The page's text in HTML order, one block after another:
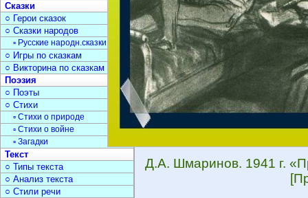
Д.А. Шмаринов. 1941 г.
Сказки
○ Герои сказок
○ Сказки народов
▫ Русские народн.сказки
○ Игры по сказкам
○ Викторина по сказкам
Поэзия
○ Поэты
○ Стихи
▫ Стихи о природе
▫ Стихи о войне
▫ Загадки
Текст
○ Типы текста
○ Анализ текста
○ Стили речи